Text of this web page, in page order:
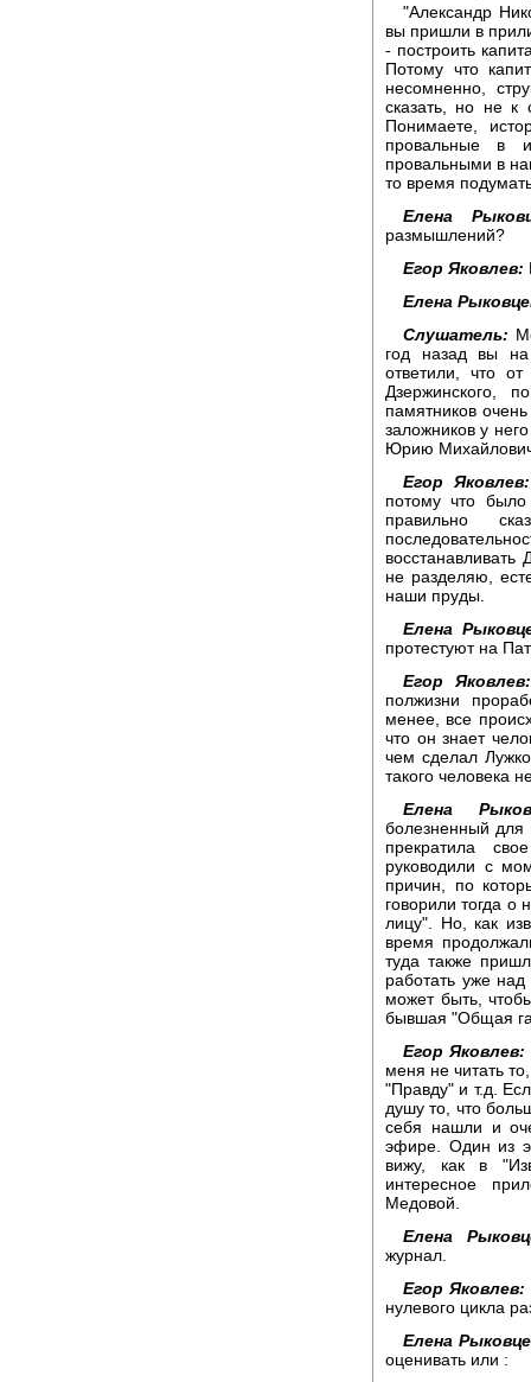
"Александр
вы пришли в
- построить
Потому что
несомненно,
сказать, но не к
Понимаете,
провальные в
провальными в
то время
Елена
размышлений?
Егор Яковлев:
Елена
Слушатель:
год назад вы
ответили, что
Дзержинского,
памятников
заложников у
Юрию
Егор Яковлев:
потому что
правильно
не разделяю,
наши пруды.
Елена
протестуют на
Егор Яковлев:
полжизни
менее, все
что он знает
чем сделал
такого человека
Елена
болезненный
прекратила
руководили с
причин, по
говорили тогда
лицу". Но, как
время
туда также
работать уже
может быть,
бывшая "Общая
Егор Яковлев:
меня не читать
"Правду" и т.д.
душу то, что
себя нашли и
эфире. Один из
вижу, как в
интересное
Медовой.
Елена
журнал.
Егор Яковлев:
нулевого цикла
Елена
оценивать или :